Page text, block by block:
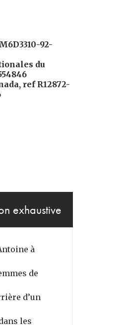
92-
du
ref R12872-
exhaustive
à
de
d’un
les